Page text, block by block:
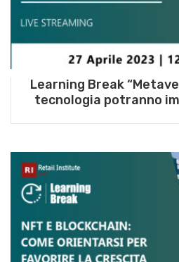
Learning Break
tecnologia potranno